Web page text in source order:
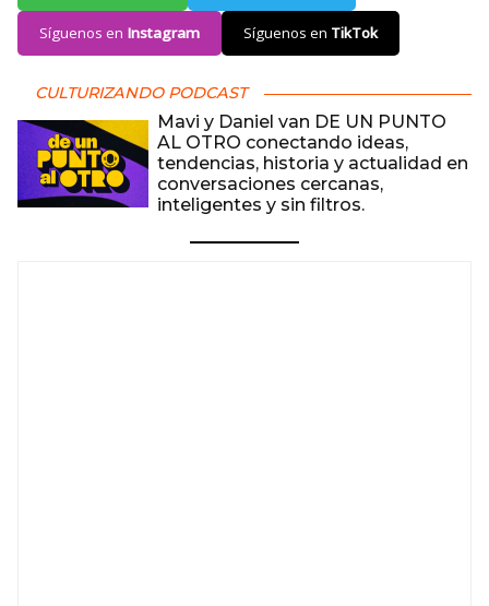
Síguenos en Instagram Síguenos en TikTok
CULTURIZANDO PODCAST
Mavi y Daniel van DE UN PUNTO
AL OTRO conectando ideas,
tendencias, historia y actualidad en
conversaciones cercanas,
inteligentes y sin filtros.